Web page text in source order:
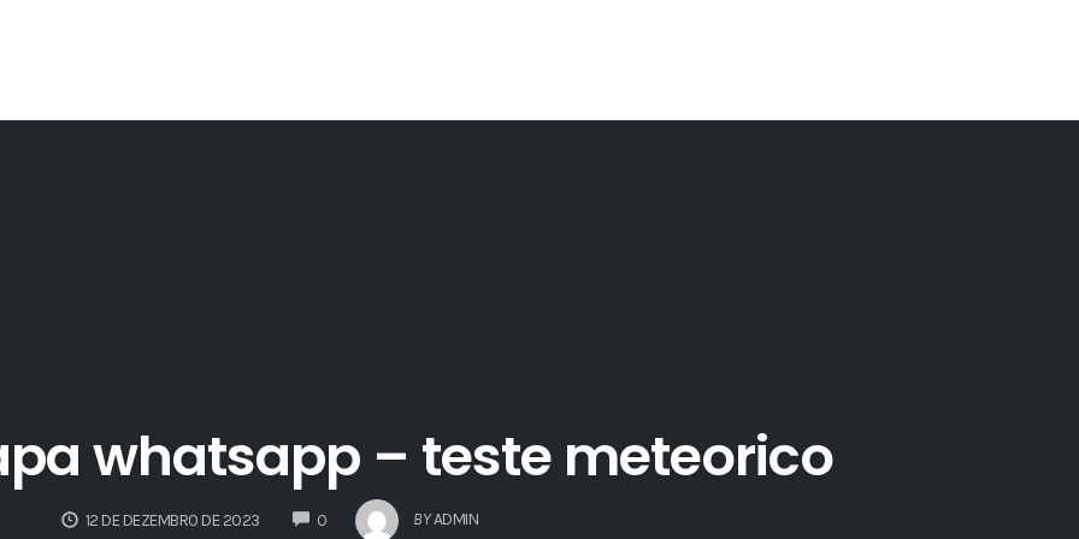
whatsapp – teste meteorico
12 DE DEZEMBRO DE 2023 0COMMENTS BY ADMIN